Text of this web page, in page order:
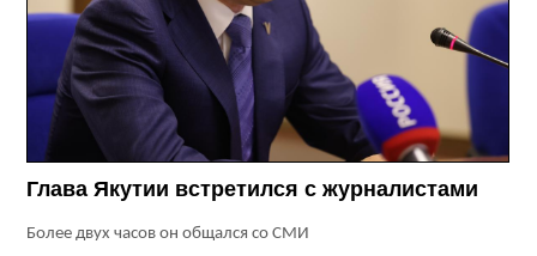
Глава Якутии встретился с журналистами
Более двух часов он общался со СМИ